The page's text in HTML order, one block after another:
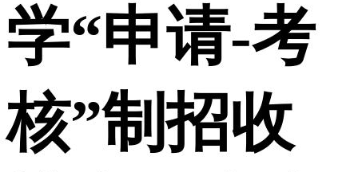
学“申请-考
核”制招收